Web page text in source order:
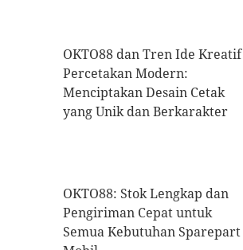
OKTO88 dan Tren Ide Kreatif
Percetakan Modern:
Menciptakan Desain Cetak
yang Unik dan Berkarakter
OKTO88: Stok Lengkap dan
Pengiriman Cepat untuk
Semua Kebutuhan Sparepart